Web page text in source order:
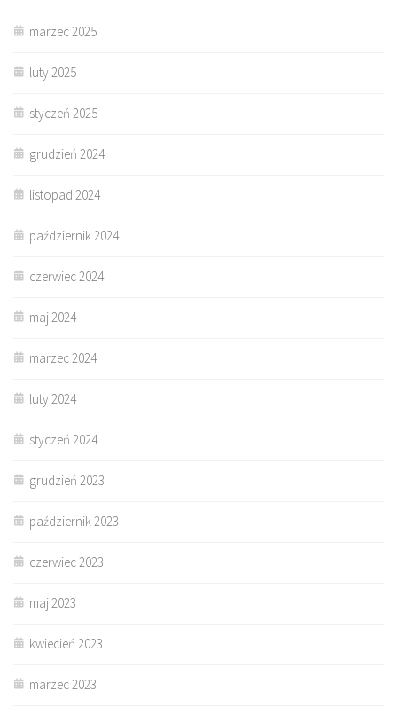
marzec 2025
luty 2025
styczeń 2025
grudzień 2024
listopad 2024
październik 2024
czerwiec 2024
maj 2024
marzec 2024
luty 2024
styczeń 2024
grudzień 2023
październik 2023
czerwiec 2023
maj 2023
kwiecień 2023
marzec 2023